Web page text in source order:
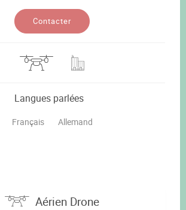
Contacter
Langues parlées
Français Allemand
Aérien Drone